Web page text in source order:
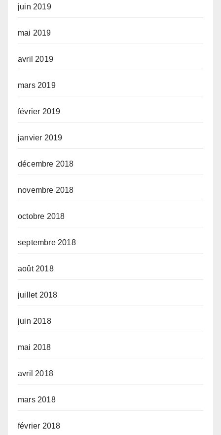
juin 2019
mai 2019
avril 2019
mars 2019
février 2019
janvier 2019
décembre 2018
novembre 2018
octobre 2018
septembre 2018
août 2018
juillet 2018
juin 2018
mai 2018
avril 2018
mars 2018
février 2018